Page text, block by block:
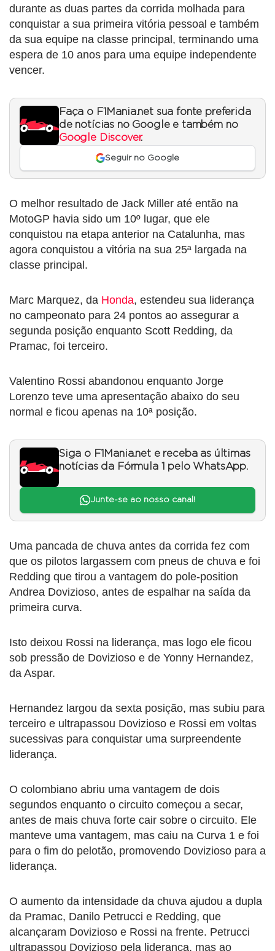
durante as duas partes da corrida molhada para
conquistar a sua primeira vitória pessoal e também
da sua equipe na classe principal, terminando uma
espera de 10 anos para uma equipe independente
vencer.
Faça o F1Mania.net sua fonte preferida
de notícias no Google e também no
Google Discover.
Seguir no Google
O melhor resultado de Jack Miller até então na
MotoGP havia sido um 10º lugar, que ele
conquistou na etapa anterior na Catalunha, mas
agora conquistou a vitória na sua 25ª largada na
classe principal.
Marc Marquez, da Honda, estendeu sua liderança
no campeonato para 24 pontos ao assegurar a
segunda posição enquanto Scott Redding, da
Pramac, foi terceiro.
Valentino Rossi abandonou enquanto Jorge
Lorenzo teve uma apresentação abaixo do seu
normal e ficou apenas na 10ª posição.
Siga o F1Mania.net e receba as últimas
notícias da Fórmula 1 pelo WhatsApp.
Junte-se ao nosso canal!
Uma pancada de chuva antes da corrida fez com
que os pilotos largassem com pneus de chuva e foi
Redding que tirou a vantagem do pole-position
Andrea Dovizioso, antes de espalhar na saída da
primeira curva.
Isto deixou Rossi na liderança, mas logo ele ficou
sob pressão de Dovizioso e de Yonny Hernandez,
da Aspar.
Hernandez largou da sexta posição, mas subiu para
terceiro e ultrapassou Dovizioso e Rossi em voltas
sucessivas para conquistar uma surpreendente
liderança.
O colombiano abriu uma vantagem de dois
segundos enquanto o circuito começou a secar,
antes de mais chuva forte cair sobre o circuito. Ele
manteve uma vantagem, mas caiu na Curva 1 e foi
para o fim do pelotão, promovendo Dovizioso para a
liderança.
O aumento da intensidade da chuva ajudou a dupla
da Pramac, Danilo Petrucci e Redding, que
alcançaram Dovizioso e Rossi na frente. Petrucci
ultrapassou Dovizioso pela liderança, mas ao